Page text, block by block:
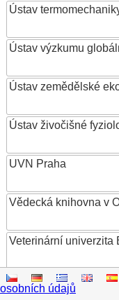
Ústav
Ústav výzkumu
Ústav zemědělské
Ústav živočišné
UVN Praha
Vědecká knihovna v
Veterinární univerzita
VŠB – Technická
osobních údajů